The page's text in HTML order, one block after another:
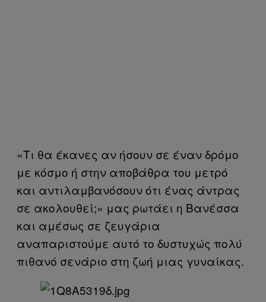
«Τι θα έκανες αν ήσουν σε έναν δρόμο
με κόσμο ή στην αποβάθρα του μετρό
και αντιλαμβανόσουν ότι ένας άντρας
σε ακολουθεί;» μας ρωτάει η Βανέσσα
και αμέσως σε ζευγάρια
αναπαριστούμε αυτό το δυστυχώς πολύ
πιθανό σενάριο στη ζωή μιας γυναίκας.